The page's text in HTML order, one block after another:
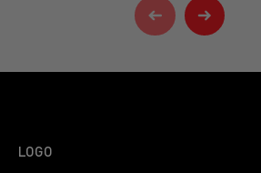
LOGO